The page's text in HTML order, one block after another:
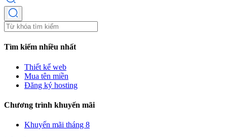
Tìm kiếm nhiều nhất
Thiết kế web
Mua tên miền
Đăng ký hosting
Chương trình khuyến mãi
Khuyến mãi tháng 8